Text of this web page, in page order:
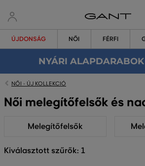
ÚJDONSÁG NŐI FÉRFI
NYÁRI
NŐI - ÚJ KOLLEKCIÓ
Női melegítőfelsők és
Melegítőfelsők
Kiválasztott szűrők: 1